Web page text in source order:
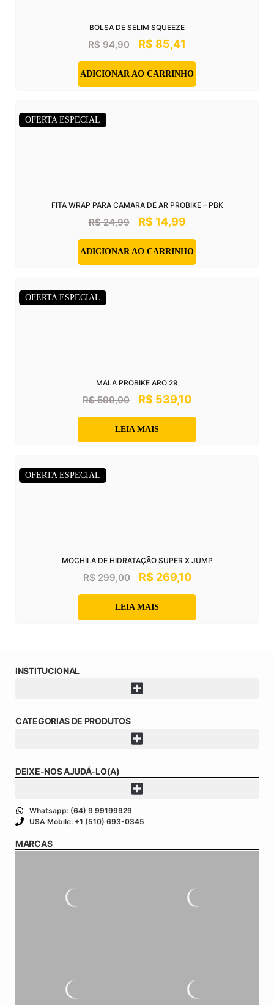
BOLSA DE SELIM SQUEEZE
R$94,90 R$ 85,41
ADICIONAR AO CARRINHO
OFERTA ESPECIAL
FITA WRAP PARA CAMARA DE AR PROBIKE – PBK
R$24,99 R$ 14,99
ADICIONAR AO CARRINHO
OFERTA ESPECIAL
MALA PROBIKE ARO 29
R$599,00 R$ 539,10
LEIA MAIS
OFERTA ESPECIAL
MOCHILA DE HIDRATAÇÃO SUPER X JUMP
R$299,00 R$ 269,10
LEIA MAIS
INSTITUCIONAL
CATEGORIAS DE PRODUTOS
DEIXE-NOS AJUDÁ-LO(A)
Whatsapp: (64) 9 99199929
USA Mobile: +1 (510) 693-0345
MARCAS